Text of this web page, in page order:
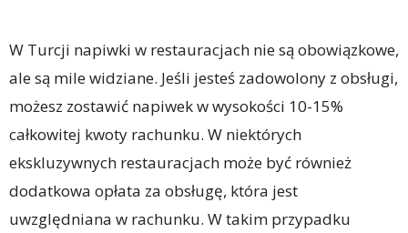
W Turcji napiwki w restauracjach nie są obowiązkowe,
ale są mile widziane. Jeśli jesteś zadowolony z obsługi,
możesz zostawić napiwek w wysokości 10-15%
całkowitej kwoty rachunku. W niektórych
ekskluzywnych restauracjach może być również
dodatkowa opłata za obsługę, która jest
uwzględniana w rachunku. W takim przypadku